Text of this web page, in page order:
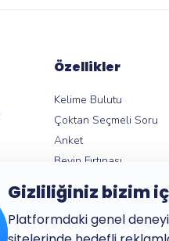
Gizliliğiniz bizim
Platformdaki genel
Özellikler
Kelime Bulutu
Çoktan Seçmeli Soru
Anket
Beyin Fırtınası
Etkileşimli Sunum
Görünümler ve
Rekabet Modu